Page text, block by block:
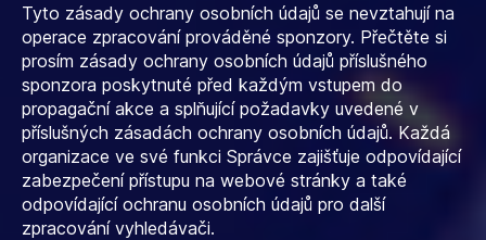
Tyto zásady ochrany osobních údajů se nevztahují na
operace zpracování prováděné sponzory. Přečtěte si
prosím zásady ochrany osobních údajů příslušného
sponzora poskytnuté před každým vstupem do
propagační akce a splňující požadavky uvedené v
příslušných zásadách ochrany osobních údajů. Každá
organizace ve své funkci Správce zajišťuje odpovídající
zabezpečení přístupu na webové stránky a také
odpovídající ochranu osobních údajů pro další
zpracování vyhledávači.